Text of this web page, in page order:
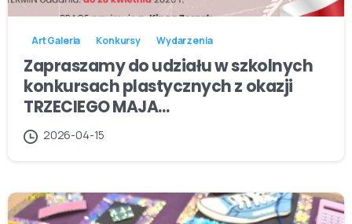
Art Galeria Konkursy Wydarzenia
Zapraszamy do udziału w szkolnych
konkursach plastycznych z okazji
TRZECIEGO MAJA…
2026-04-15